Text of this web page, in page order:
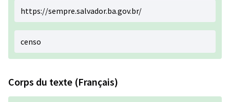
https://sempre.salvador.ba.gov.br/
censo
Corps du texte (Français)